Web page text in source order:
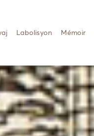
Labolisyon Mémoir